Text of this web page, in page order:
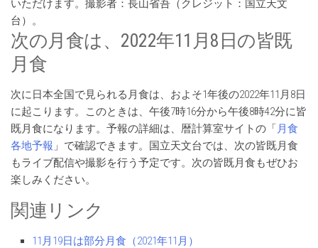
いただけます。撮影者：長山省吾（クレジット：国立天文
台）。
次の月食は、2022年11月8日の皆既
月食
次に日本全国で見られる月食は、およそ1年後の2022年11月8日
に起こります。このときは、午後7時16分から午後8時42分に皆
既月食になります。予報の詳細は、暦計算室サイトの「 月食
各地予報 」で確認できます。国立天文台では、次の皆既月食
もライブ配信や撮影を行う予定です。次の皆既月食もぜひお
楽しみください。
関連リンク
11月19日は部分月食（2021年11月）